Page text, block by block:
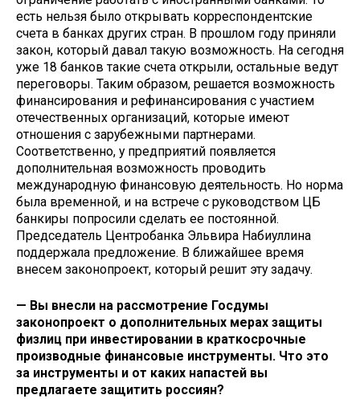
есть нельзя было открывать корреспондентские
счета в банках других стран. В прошлом году приняли
закон, который давал такую возможность. На сегодня
уже 18 банков такие счета открыли, остальные ведут
переговоры. Таким образом, решается возможность
финансирования и рефинансирования с участием
отечественных организаций, которые имеют
отношения с зарубежными партнерами.
Соответственно, у предприятий появляется
дополнительная возможность проводить
международную финансовую деятельность. Но норма
была временной, и на встрече с руководством ЦБ
банкиры попросили сделать ее постоянной.
Председатель Центробанка Эльвира Набиуллина
поддержала предложение. В ближайшее время
внесем законопроект, который решит эту задачу.
— Вы внесли на рассмотрение Госдумы
законопроект о дополнительных мерах защиты
физлиц при инвестировании в краткосрочные
производные финансовые инструменты. Что это
за инструменты и от каких напастей вы
предлагаете защитить россиян?